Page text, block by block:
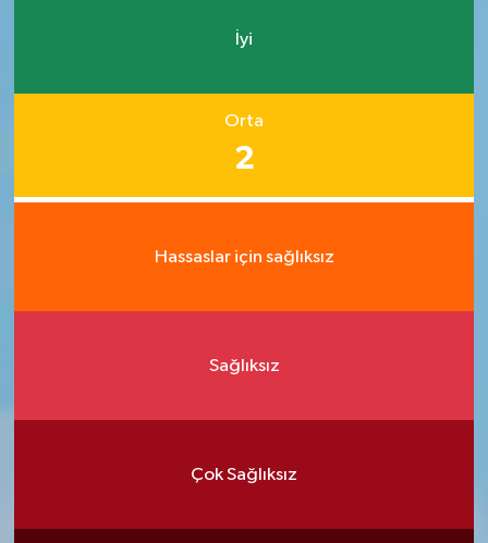
İyi
Orta
2
Hassaslar için sağlıksız
Sağlıksız
Çok Sağlıksız